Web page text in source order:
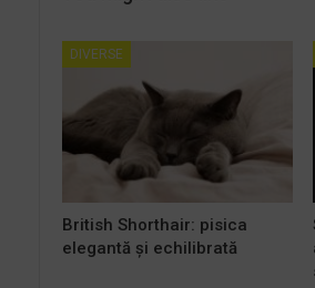
DIVERSE
British Shorthair: pisica
elegantă și echilibrată